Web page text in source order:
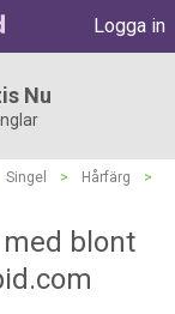
Logga in
Nu
Singel > Hårfärg
>
blont